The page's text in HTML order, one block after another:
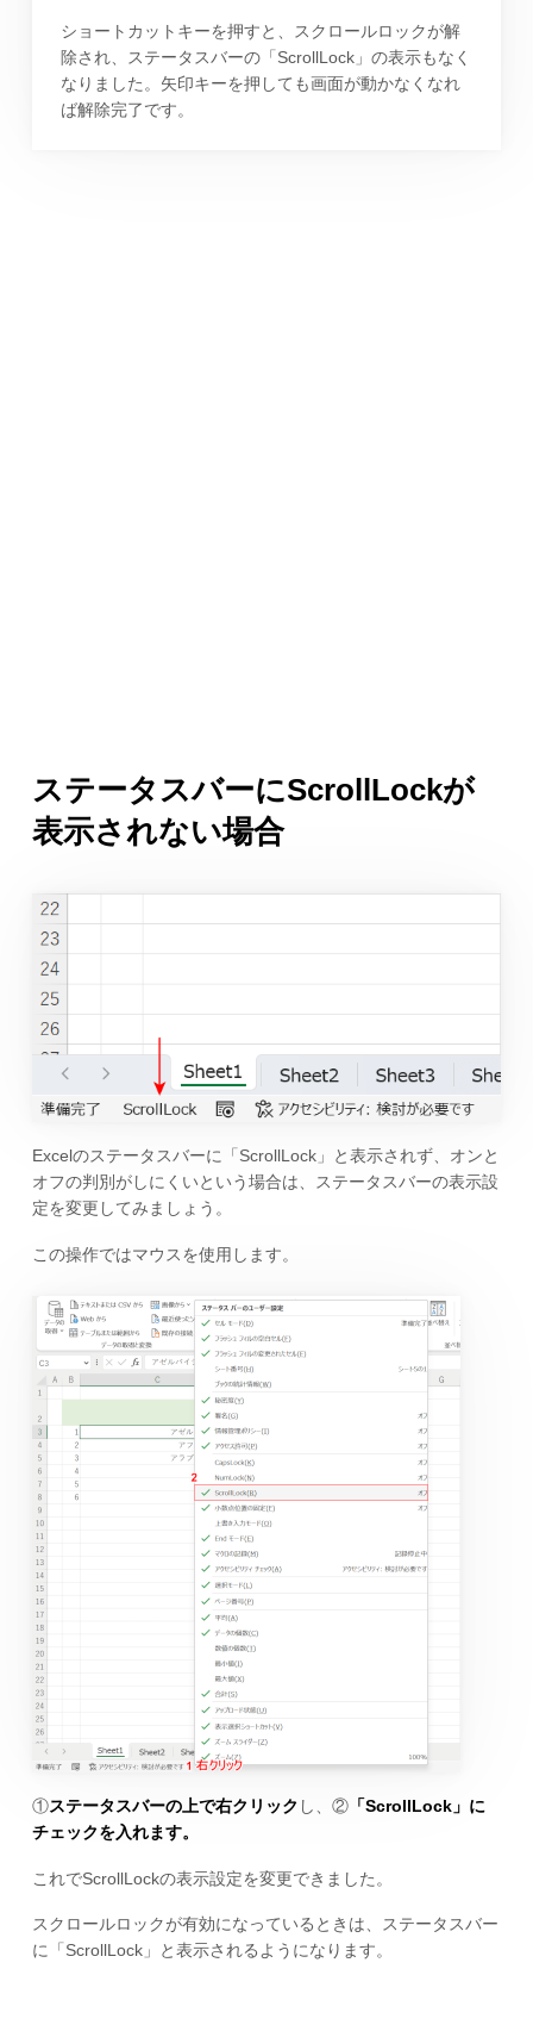
ショートカットキーを押すと、スクロールロックが解
除され、ステータスバーの「ScrollLock」の表示もなく
なりました。矢印キーを押しても画面が動かなくなれ
ば解除完了です。
ステータスバーにScrollLockが
表示されない場合
Excelのステータスバーに「ScrollLock」と表示されず、オンと
オフの判別がしにくいという場合は、ステータスバーの表示設
定を変更してみましょう。
この操作ではマウスを使用します。
①ステータスバーの上で右クリック し、②「ScrollLock」に
チェックを入れます。
これでScrollLockの表示設定を変更できました。
スクロールロックが有効になっているときは、ステータスバー
に「ScrollLock」と表示されるようになります。